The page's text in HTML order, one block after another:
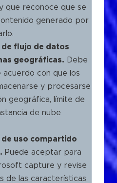
que reconoce que se
generado por
flujo de datos
geográficas. Debe
acuerdo con que los
y procesarse
geográfica, límite de
de nube
uso compartido
Puede aceptar para
capture y revise
de las características